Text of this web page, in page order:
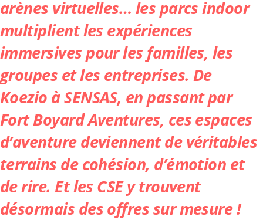
arènes virtuelles… les parcs indoor
multiplient les expériences
immersives pour les familles, les
groupes et les entreprises. De
Koezio à SENSAS, en passant par
Fort Boyard Aventures, ces espaces
d’aventure deviennent de véritables
terrains de cohésion, d’émotion et
de rire. Et les CSE y trouvent
désormais des offres sur mesure !